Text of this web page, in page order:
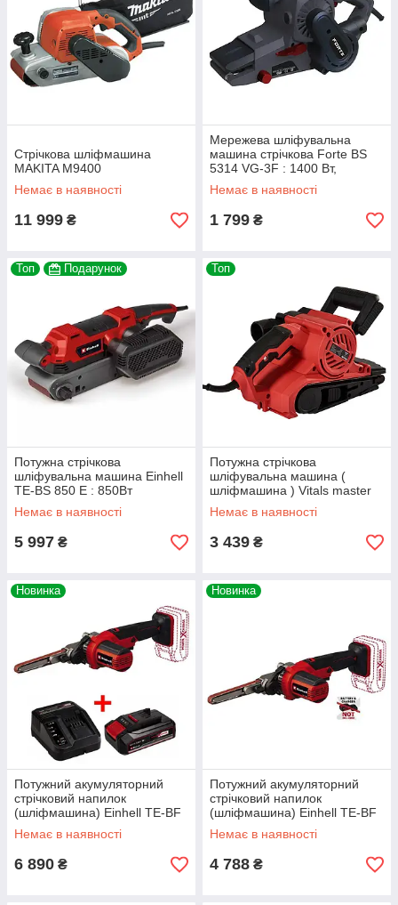
Стрічкова шліфмашина
MAKITA M9400
Немає в наявності
11 999 ₴
Мережева шліфувальна
машина стрічкова Forte BS
5314 VG-3F : 1400 Вт,
шліфповерхня 533/76мм
(96477)
Немає в наявності
1 799 ₴
Топ Подарунок
Потужна стрічкова
шліфувальна машина Einhell
TE-BS 850 E : 850Вт
(4466245)
Немає в наявності
5 997 ₴
Топ
Потужна стрічкова
шліфувальна машина (
шліфмашина ) Vitals master
Ls 7690 GN : 900 Вт, розмір
стрічки 76х533 мм
Немає в наявності
3 439 ₴
Новинка
Потужний акумуляторний
стрічковий напилок
(шліфмашина) Einhell TE-BF
1 : з АКБ 18V 2.5 Ah
шв.стрічки 250 - 1700 м/хв
Немає в наявності
6 890 ₴
Новинка
Потужний акумуляторний
стрічковий напилок
(шліфмашина) Einhell TE-BF
1 : без АКБ шв.стрічки 250 -
1700 м/хв
Немає в наявності
4 788 ₴